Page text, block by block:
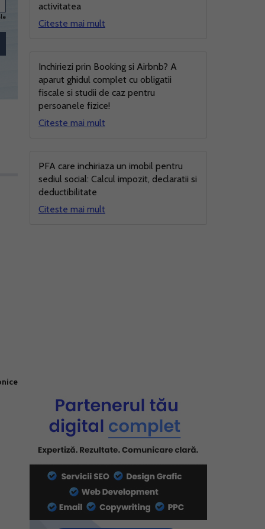
activitatea
Citeste mai mult
Inchiriezi prin Booking si Airbnb? A
aparut ghidul complet cu obligatii
fiscale si studii de caz pentru
persoanele fizice!
Citeste mai mult
PFA care inchiriaza un imobil pentru
sediul social: Calcul impozit, declaratii si
deductibilitate
Citeste mai mult